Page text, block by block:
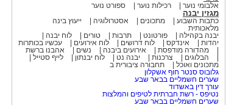
אלבומי נוער רכילות נוער ספורט נוער
מגזין יבנה
כתבות השבוע מתכונים אסטרולוגיה
ייעוץ בינה
מלאכותית
יבנה בקהילה
פורטונט תרבות טורים
לוח יבנה
יהדות
אינדקס לוח דרושים לוח אירועים
עכשיו בכותרות
מהדורה מודפסת
אירועים ביבנה נשים
אהבנו ברשת
הבלוגים
צרכנות יבנה נט לוח יבנתון
לייף סטייל
מתכונים ואוכל
תחבורה ציבורית ב
גלובוס סנטר חוף אשקלון
שערים חשמליים בבאר שבע
עורך דין באשדוד
נטיפס - רשת חברתית לטיפים והמלצות
שערים חשמליים בבאר שבע